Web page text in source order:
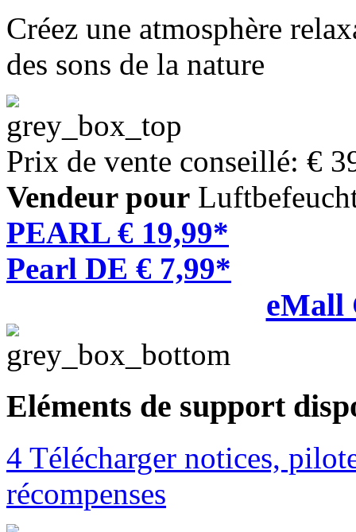
Créez une atmosphère
des sons de la nature
Prix de vente conseillé: €
Vendeur pour
PEARL € 19,99*
Pearl DE € 7,99*
eMall
Eléments de support
4 Télécharger notices,
récompenses